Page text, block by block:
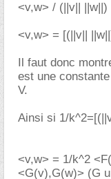
<v,w> / (||v||
<v,w> = [(||v||
Il faut donc
est une
V.
Ainsi si 1/
<v,w> = 1/k^2
<G(v),G(w)> (G